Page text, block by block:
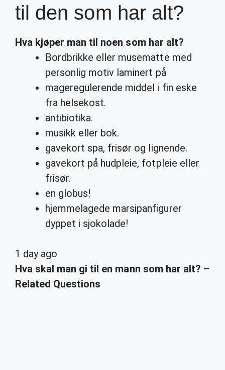
til den som har alt?
Hva kjøper man til noen som har alt?
Bordbrikke eller musematte med
personlig motiv laminert på
mageregulerende middel i fin eske
fra helsekost.
antibiotika.
musikk eller bok.
gavekort spa, frisør og lignende.
gavekort på hudpleie, fotpleie eller
frisør.
en globus!
hjemmelagede marsipanfigurer
dyppet i sjokolade!
1 day ago
Hva skal man gi til en mann som har alt? –
Related Questions